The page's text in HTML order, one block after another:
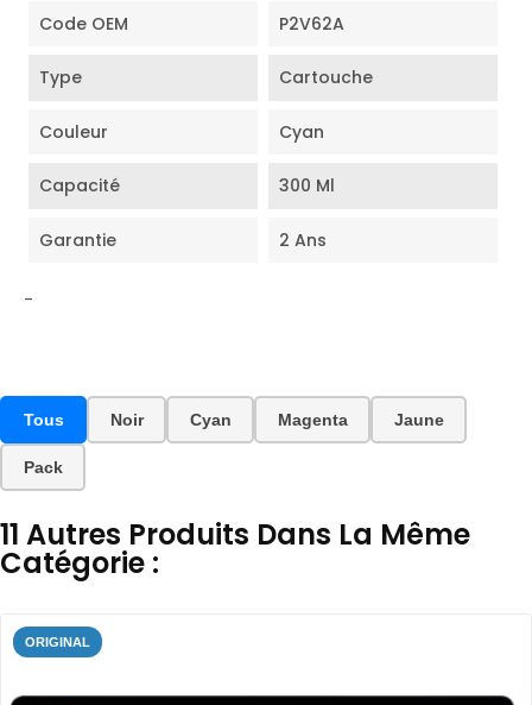
Code OEM P2V62A
Type Cartouche
Couleur Cyan
Capacité 300 Ml
Garantie 2 Ans
-
Tous Noir Cyan Magenta Jaune
Pack
11 Autres Produits Dans La Même
Catégorie :
ORIGINAL